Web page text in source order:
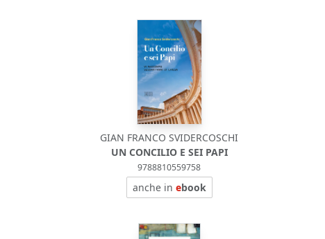
GIAN FRANCO SVIDERCOSCHI
UN CONCILIO E SEI PAPI
9788810559758
anche in ebook